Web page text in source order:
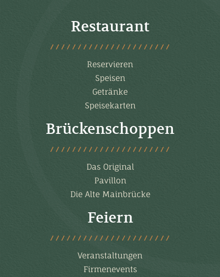
Restaurant
Reservieren
Speisen
Getränke
Speisekarten
Brückenschoppen
Das Original
Pavillon
Die Alte Mainbrücke
Feiern
Veranstaltungen
Firmenevents